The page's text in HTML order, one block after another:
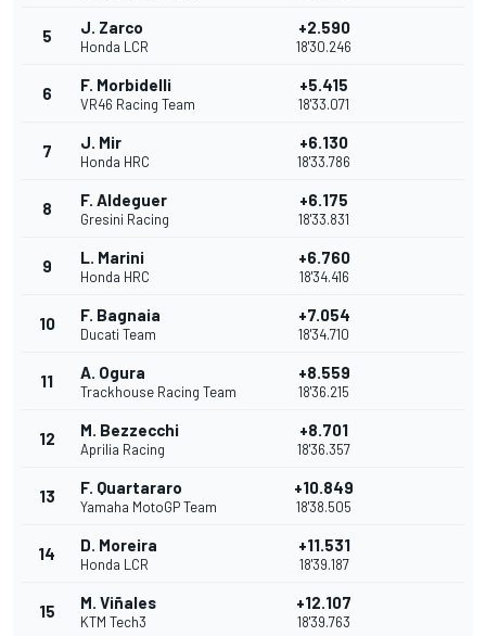
5 J. Zarco
Honda LCR
+2.590
18'30.246
6 F. Morbidelli
VR46 Racing Team
+5.415
18'33.071
7 J. Mir
Honda HRC
+6.130
18'33.786
8 F. Aldeguer
Gresini Racing
+6.175
18'33.831
9 L. Marini
Honda HRC
+6.760
18'34.416
10 F. Bagnaia
Ducati Team
+7.054
18'34.710
11 A. Ogura
Trackhouse Racing Team
+8.559
18'36.215
12 M. Bezzecchi
Aprilia Racing
+8.701
18'36.357
13 F. Quartararo
Yamaha MotoGP Team
+10.849
18'38.505
14 D. Moreira
Honda LCR
+11.531
18'39.187
15 M. Viñales
KTM Tech3
+12.107
18'39.763